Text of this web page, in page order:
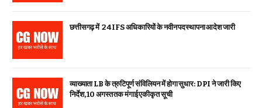
छत्तीसगढ़ में 24 IFS अधिकारियों के नवीन पदस्थापना आदेश जारी
व्याख्याता LB के त्रुटिपूर्ण संविलियन में होगा सुधार: DPI ने जारी किए
निर्देश, 10 अगस्त तक मंगाई एकीकृत सूची